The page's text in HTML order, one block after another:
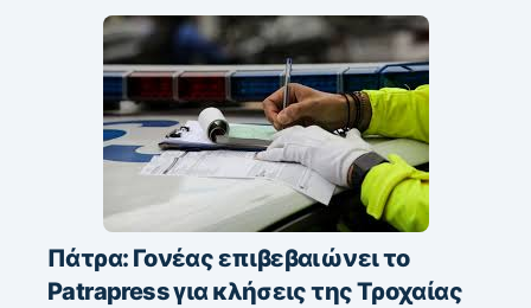
Πάτρα: Γονέας επιβεβαιώνει το
Patrapress για κλήσεις της Τροχαίας